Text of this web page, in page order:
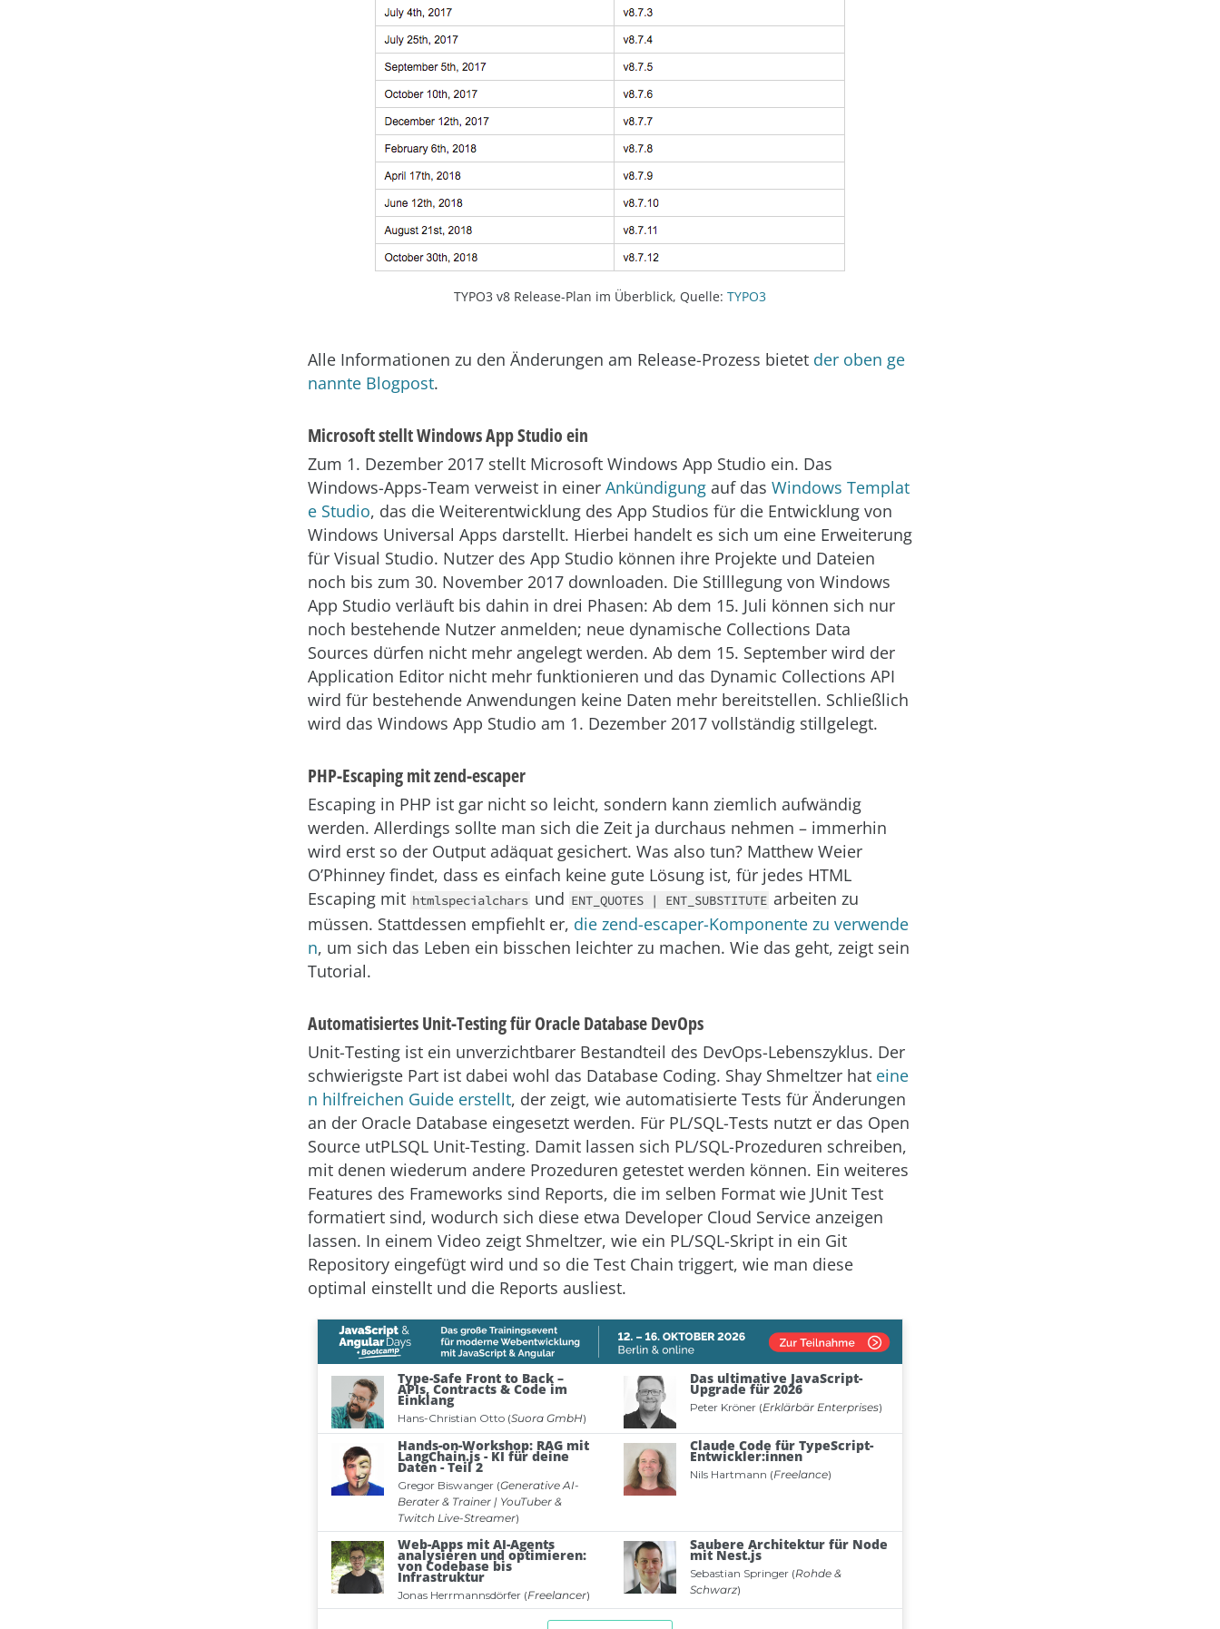
TYPO3 v8 Release-Plan im Überblick, Quelle: TYPO3
Alle Informationen zu den Änderungen am Release-Prozess bietet der oben ge
nannte Blogpost.
Microsoft stellt Windows App Studio ein
Zum 1. Dezember 2017 stellt Microsoft Windows App Studio ein. Das
Windows-Apps-Team verweist in einer Ankündigung auf das Windows Templat
e Studio, das die Weiterentwicklung des App Studios für die Entwicklung von
Windows Universal Apps darstellt. Hierbei handelt es sich um eine Erweiterung
für Visual Studio. Nutzer des App Studio können ihre Projekte und Dateien
noch bis zum 30. November 2017 downloaden. Die Stilllegung von Windows
App Studio verläuft bis dahin in drei Phasen: Ab dem 15. Juli können sich nur
noch bestehende Nutzer anmelden; neue dynamische Collections Data
Sources dürfen nicht mehr angelegt werden. Ab dem 15. September wird der
Application Editor nicht mehr funktionieren und das Dynamic Collections API
wird für bestehende Anwendungen keine Daten mehr bereitstellen. Schließlich
wird das Windows App Studio am 1. Dezember 2017 vollständig stillgelegt.
PHP-Escaping mit zend-escaper
Escaping in PHP ist gar nicht so leicht, sondern kann ziemlich aufwändig
werden. Allerdings sollte man sich die Zeit ja durchaus nehmen – immerhin
wird erst so der Output adäquat gesichert. Was also tun? Matthew Weier
O’Phinney findet, dass es einfach keine gute Lösung ist, für jedes HTML
Escaping mit htmlspecialchars und ENT_QUOTES | ENT_SUBSTITUTE arbeiten zu
müssen. Stattdessen empfiehlt er, die zend-escaper-Komponente zu verwende
n, um sich das Leben ein bisschen leichter zu machen. Wie das geht, zeigt sein
Tutorial.
Automatisiertes Unit-Testing für Oracle Database DevOps
Unit-Testing ist ein unverzichtbarer Bestandteil des DevOps-Lebenszyklus. Der
schwierigste Part ist dabei wohl das Database Coding. Shay Shmeltzer hat eine
n hilfreichen Guide erstellt, der zeigt, wie automatisierte Tests für Änderungen
an der Oracle Database eingesetzt werden. Für PL/SQL-Tests nutzt er das Open
Source utPLSQL Unit-Testing. Damit lassen sich PL/SQL-Prozeduren schreiben,
mit denen wiederum andere Prozeduren getestet werden können. Ein weiteres
Features des Frameworks sind Reports, die im selben Format wie JUnit Test
formatiert sind, wodurch sich diese etwa Developer Cloud Service anzeigen
lassen. In einem Video zeigt Shmeltzer, wie ein PL/SQL-Skript in ein Git
Repository eingefügt wird und so die Test Chain triggert, wie man diese
optimal einstellt und die Reports ausliest.